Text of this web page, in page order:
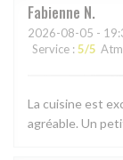
Fabienne N
2026-08-05 -
Service : 5/5
La cuisine est
agréable. Un